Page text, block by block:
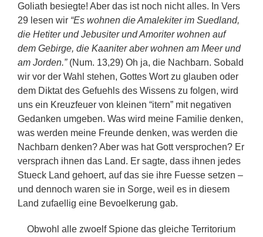
Goliath besiegte! Aber das ist noch nicht alles. In Vers
29 lesen wir “Es wohnen die Amalekiter im Suedland,
die Hetiter und Jebusiter und Amoriter wohnen auf
dem Gebirge, die Kaaniter aber wohnen am Meer und
am Jorden.”(Num. 13,29) Oh ja, die Nachbarn. Sobald
wir vor der Wahl stehen, Gottes Wort zu glauben oder
dem Diktat des Gefuehls des Wissens zu folgen, wird
uns ein Kreuzfeuer von kleinen “itern” mit negativen
Gedanken umgeben. Was wird meine Familie denken,
was werden meine Freunde denken, was werden die
Nachbarn denken? Aber was hat Gott versprochen? Er
versprach ihnen das Land. Er sagte, dass ihnen jedes
Stueck Land gehoert, auf das sie ihre Fuesse setzen –
und dennoch waren sie in Sorge, weil es in diesem
Land zufaellig eine Bevoelkerung gab.
Obwohl alle zwoelf Spione das gleiche Territorium